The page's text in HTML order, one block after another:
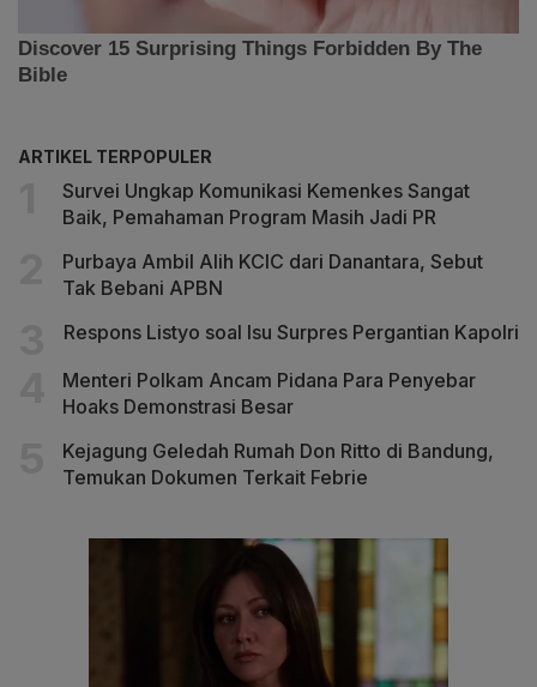
ARTIKEL TERPOPULER
Survei Ungkap Komunikasi Kemenkes Sangat
Baik, Pemahaman Program Masih Jadi PR
Purbaya Ambil Alih KCIC dari Danantara, Sebut
Tak Bebani APBN
Respons Listyo soal Isu Surpres Pergantian Kapolri
Menteri Polkam Ancam Pidana Para Penyebar
Hoaks Demonstrasi Besar
Kejagung Geledah Rumah Don Ritto di Bandung,
Temukan Dokumen Terkait Febrie